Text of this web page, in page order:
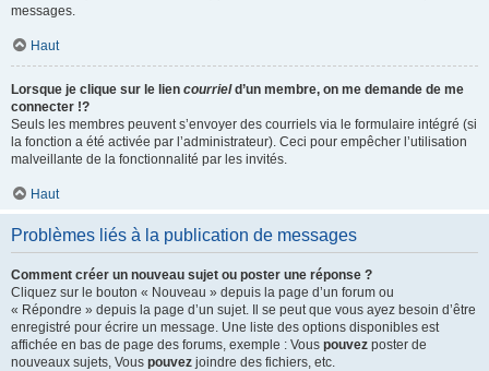
messages.
Haut
Lorsque je clique sur le lien courrield’un membre, on me demande de me
connecter !?
Seuls les membres peuvent s’envoyer des courriels via le formulaire intégré (si
la fonction a été activée par l’administrateur). Ceci pour empêcher l’utilisation
malveillante de la fonctionnalité par les invités.
Haut
Problèmes liés à la publication de messages
Comment créer un nouveau sujet ou poster une réponse ?
Cliquez sur le bouton « Nouveau » depuis la page d’un forum ou
« Répondre » depuis la page d’un sujet. Il se peut que vous ayez besoin d’être
enregistré pour écrire un message. Une liste des options disponibles est
affichée en bas de page des forums, exemple : Vous pouvez poster de
nouveaux sujets, Vous pouvez joindre des fichiers, etc.